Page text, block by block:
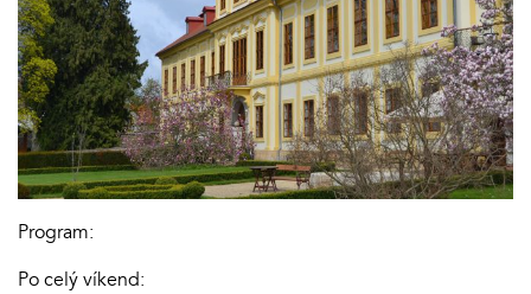
Program:
Po celý víkend: